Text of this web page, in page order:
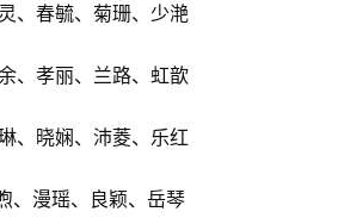
、春毓、菊珊、少滟
、孝丽、兰路、虹歆
、晓娴、沛菱、乐红
、漫瑶、良颖、岳琴